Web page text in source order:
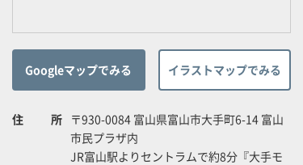
Googleマップでみる イラストマップでみる
住所 〒930-0084 富山県富山市大手町6-14 富山
市民プラザ内
JR富山駅よりセントラムで約8分『大手モ